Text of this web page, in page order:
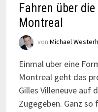
Fahren über
Montreal
von Michael
Einmal über eine
Montreal geht das
Gilles Villeneuve auf
Zugegeben. Ganz